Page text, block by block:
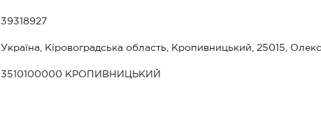
39318927
Україна, Кіровоградська область, Кропивницький, 25015,
3510100000 КРОПИВНИЦЬКИЙ